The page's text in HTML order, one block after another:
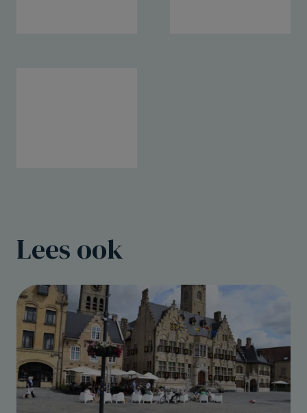
Lees ook